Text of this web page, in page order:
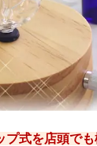
プ式を店頭で